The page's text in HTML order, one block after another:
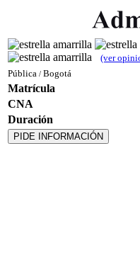
(ver
Pública / Bogotá
Matrícula
CNA
Duración
PIDE INFORMACIÓN